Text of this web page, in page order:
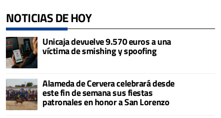
NOTICIAS DE HOY
Unicaja devuelve 9.570 euros a una
víctima de smishing y spoofing
Alameda de Cervera celebrará desde
este fin de semana sus fiestas
patronales en honor a San Lorenzo